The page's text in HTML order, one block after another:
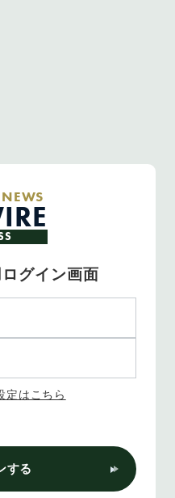
グイン画面
定はこちら
する